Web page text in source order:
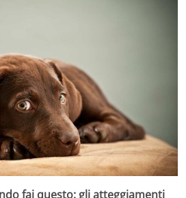
fai questo: gli atteggiamenti